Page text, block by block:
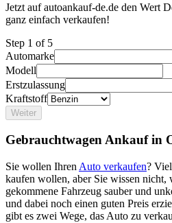
Jetzt auf autoankauf-de.de den Wert
ganz einfach verkaufen!
Step 1 of 5
Automarke
Modell
Erstzulassung
Kraftstoff
Weiter
Gebrauchtwagen Ankauf in
Sie wollen Ihren Auto verkaufen?
kaufen wollen, aber Sie wissen nicht,
gekommene Fahrzeug sauber und
und dabei noch einen guten Preis
gibt es zwei Wege, das Auto zu